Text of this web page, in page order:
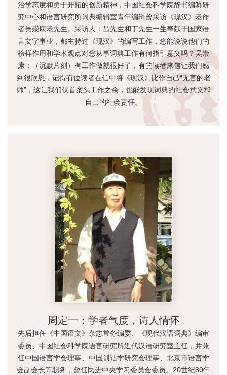
治学态度和勇于开拓的创新精神，中国社会科学院辞书编纂研
究中心和语言研究所词典编辑室青年编辑曾采访《现汉》老作
者吴崇康老先生。采访人：吕先生和丁先生一生奉献于国家语
言文字事业，都主持过《现汉》的编写工作，您能说说他们的
榜样作用和学术观点对您从事词典工作有何指引意义吗？吴崇
康：（沉默片刻）有工作做就很好了，有的读者来信让我们感
到很欣慰，记得有位读者在信中将《现汉》比作自己“无言的老
师”，这让我们伏首案头工作之余，也能发现词典的社会意义和
自己的社会责任。
周定一：学者气度，诗人情怀
先后担任《中国语文》杂志常务编委、《现代汉语词典》编审
委员、中国社会科学院语言研究所近代汉语研究室主任，并兼
任中国语言学会理事、中国训诂学研究会理事、北京市语言学
会副会长等职务，曾任民进中央学习委员会委员。20世纪80年